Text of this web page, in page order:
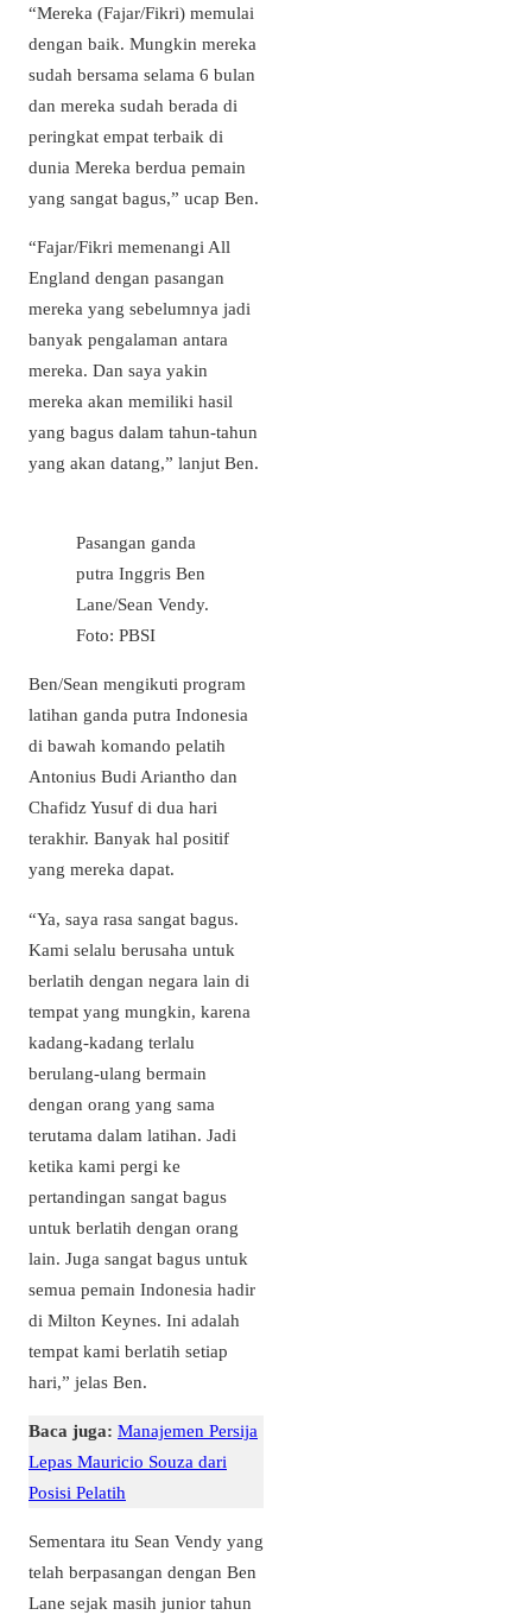
“Mereka (Fajar/Fikri) memulai
dengan baik. Mungkin mereka
sudah bersama selama 6 bulan
dan mereka sudah berada di
peringkat empat terbaik di
dunia Mereka berdua pemain
yang sangat bagus,” ucap Ben.
“Fajar/Fikri memenangi All
England dengan pasangan
mereka yang sebelumnya jadi
banyak pengalaman antara
mereka. Dan saya yakin
mereka akan memiliki hasil
yang bagus dalam tahun-tahun
yang akan datang,” lanjut Ben.
Pasangan ganda
putra Inggris Ben
Lane/Sean Vendy.
Foto: PBSI
Ben/Sean mengikuti program
latihan ganda putra Indonesia
di bawah komando pelatih
Antonius Budi Ariantho dan
Chafidz Yusuf di dua hari
terakhir. Banyak hal positif
yang mereka dapat.
“Ya, saya rasa sangat bagus.
Kami selalu berusaha untuk
berlatih dengan negara lain di
tempat yang mungkin, karena
kadang-kadang terlalu
berulang-ulang bermain
dengan orang yang sama
terutama dalam latihan. Jadi
ketika kami pergi ke
pertandingan sangat bagus
untuk berlatih dengan orang
lain. Juga sangat bagus untuk
semua pemain Indonesia hadir
di Milton Keynes. Ini adalah
tempat kami berlatih setiap
hari,” jelas Ben.
Baca juga: Manajemen Persija
Lepas Mauricio Souza dari
Posisi Pelatih
Sementara itu Sean Vendy yang
telah berpasangan dengan Ben
Lane sejak masih junior tahun